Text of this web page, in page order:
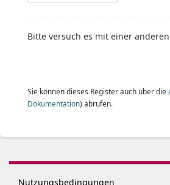
Bitte versuch es mit einer anderen
Sie können dieses Register auch über die
Dokumentation) abrufen.
Nutzungsbedingungen